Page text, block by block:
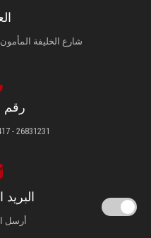
شارع الخليفة
رقم
26831231 - 26831417 - 26831474
البريد
أرسل